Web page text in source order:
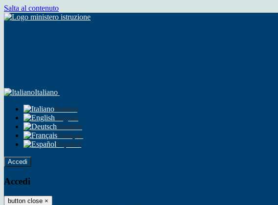
Salta al contenuto
Italiano
Italiano
English
Deutsch
Français
Español
Accedi
Accedi
button close ×